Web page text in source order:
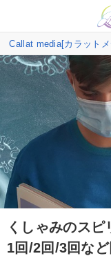
Callat media[カラット
くしゃみのスピ
1回/2回/3回な